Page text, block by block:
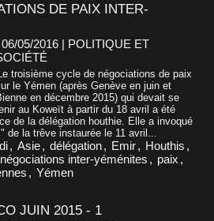
DE PAIX INTER-
06/05/2016 | POLITIQUE ET
troisième cycle de négociations de paix
le Yémen (après Genève en juin et
en décembre 2015) qui devait se
au Koweït à partir du 18 avril a été
de la délégation houthie. Elle a invoqué
la trêve instaurée le 11 avril...
, Asie, délégation, Emir, Houthis ,
négociations inter-yéménites , paix ,
, Yémen
JUIN 2015 - 1